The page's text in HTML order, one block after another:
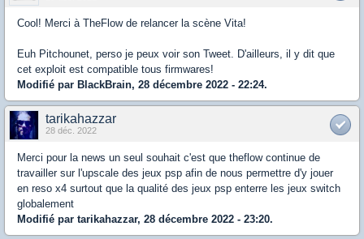
Cool! Merci à TheFlow de relancer la scène Vita!
Euh Pitchounet, perso je peux voir son Tweet. D'ailleurs, il y dit que
cet exploit est compatible tous firmwares!
Modifié par BlackBrain, 28 décembre 2022 - 22:24.
tarikahazzar
28 déc. 2022
Merci pour la news un seul souhait c'est que theflow continue de
travailler sur l'upscale des jeux psp afin de nous permettre d'y jouer
en reso x4 surtout que la qualité des jeux psp enterre les jeux switch
globalement
Modifié par tarikahazzar, 28 décembre 2022 - 23:20.